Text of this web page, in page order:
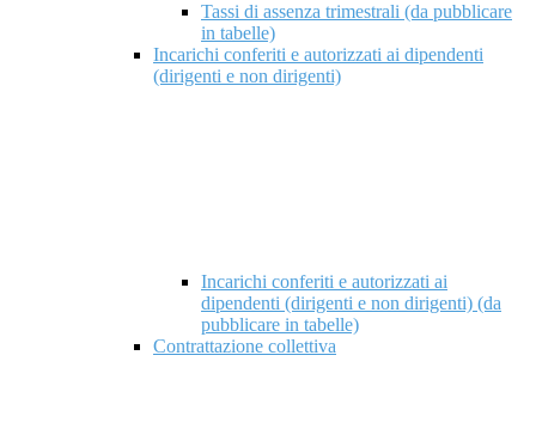
Tassi di assenza trimestrali (da pubblicare
in tabelle)
Incarichi conferiti e autorizzati ai dipendenti
(dirigenti e non dirigenti)
Incarichi conferiti e autorizzati ai
dipendenti (dirigenti e non dirigenti) (da
pubblicare in tabelle)
Contrattazione collettiva